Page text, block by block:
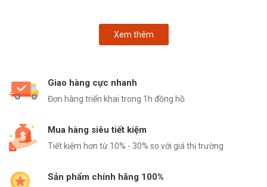
Xem thêm
Giao hàng cực nhanh
Đơn hàng triển khai trong 1h đồng hồ
Mua hàng siêu tiết kiệm
Tiết kiệm hơn từ 10% - 30% so với giá thị trường
Sản phẩm chính hãng 100%